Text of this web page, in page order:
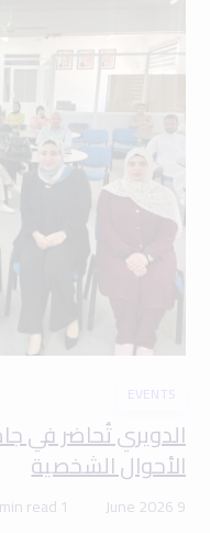
EVENTS
الدويري تُحاضر في
الأحوال الشخصية
9 June 2026
1 min read